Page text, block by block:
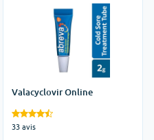
Valacyclovir Online
33 avis